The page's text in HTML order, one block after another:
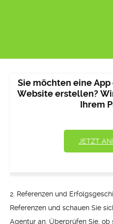
Sie möchten eine
Website erstellen?
Ihrem
JETZT
2. Referenzen und
Referenzen und schauen Sie
Agentur an. Überprüfen Sie,